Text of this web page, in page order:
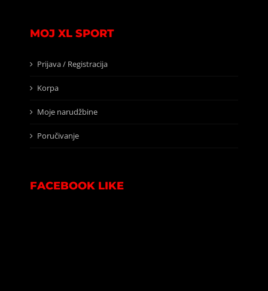
MOJ XL SPORT
Prijava / Registracija
Korpa
Moje narudžbine
Poručivanje
FACEBOOK LIKE